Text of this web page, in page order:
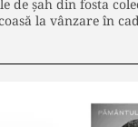
de șah din fosta
la vânzare în